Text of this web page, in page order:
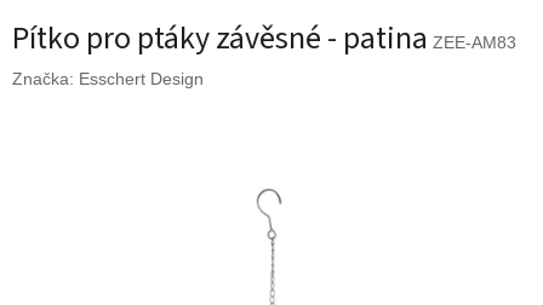
Pítko pro ptáky závěsné - patina ZEE-AM83
Značka: Esschert Design